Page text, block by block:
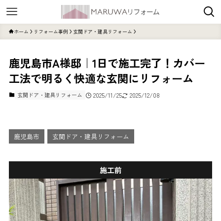
ホーム リフォーム事例 玄関ドア・建具リフォーム
鹿児島市A様邸｜1日で施工完了！カバー
工法で明るく快適な玄関にリフォーム
玄関ドア・建具リフォーム 2025/11/25 2025/12/08
鹿児島市 玄関ドア・建具リフォーム
施工前